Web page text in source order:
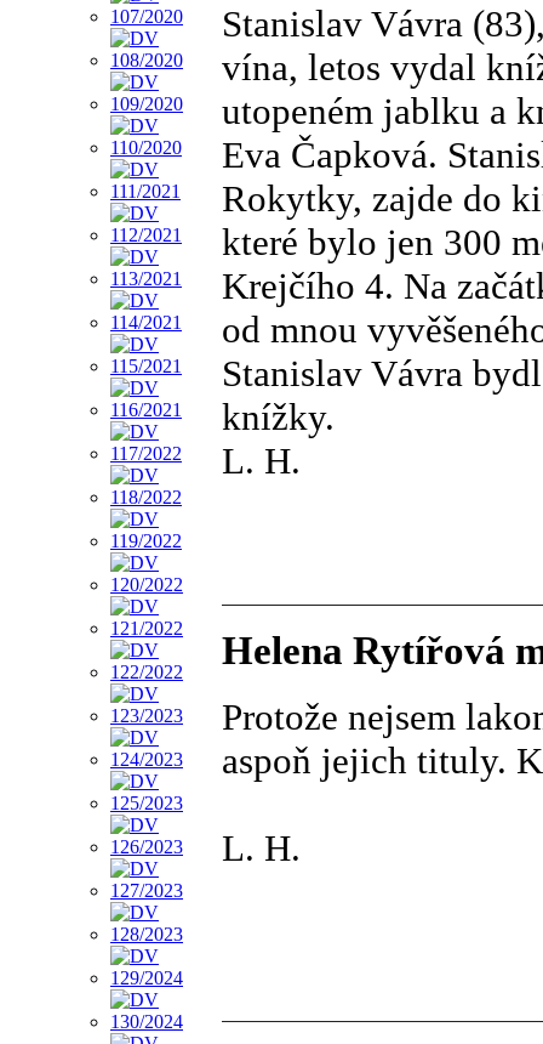
Stanislav Vávra
vína, letos vydal
utopeném jablku a
Eva Čapková.
Rokytky, zajde do
které bylo jen 300
Krejčího 4. Na
od mnou
Stanislav Vávra
knížky.
L. H.
Helena Rytířová
Protože nejsem
aspoň jejich tituly.
L. H.